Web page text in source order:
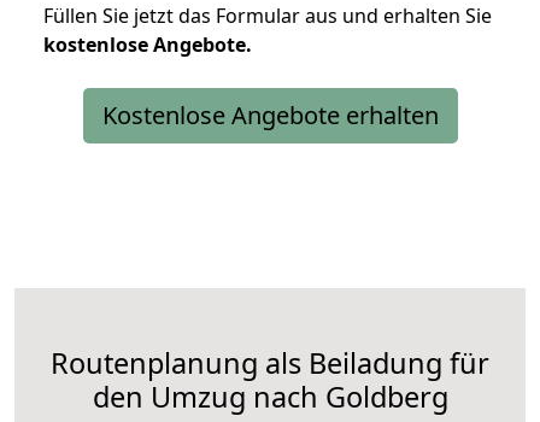
Füllen Sie jetzt das Formular aus und erhalten Sie
kostenloseAngebote.
Kostenlose Angebote erhalten
Routenplanung als Beiladung für
den Umzug nach Goldberg